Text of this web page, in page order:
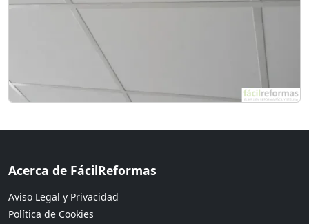
Acerca de FácilReformas
Aviso Legal y Privacidad
Política de Cookies